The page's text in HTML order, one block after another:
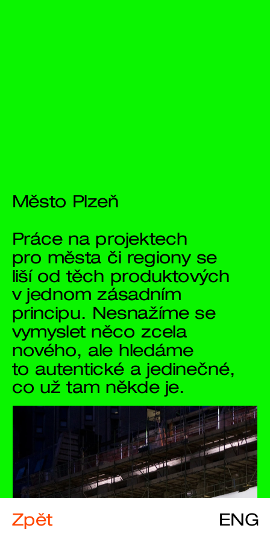
Zpět ENG
Město Plzeň
Práce na projektech
pro města či regiony se
liší od těch produktových
v jednom zásadním
principu. Nesnažíme se
vymyslet něco zcela
nového, ale hledáme
to autentické a jedinečné,
co už tam někde je.